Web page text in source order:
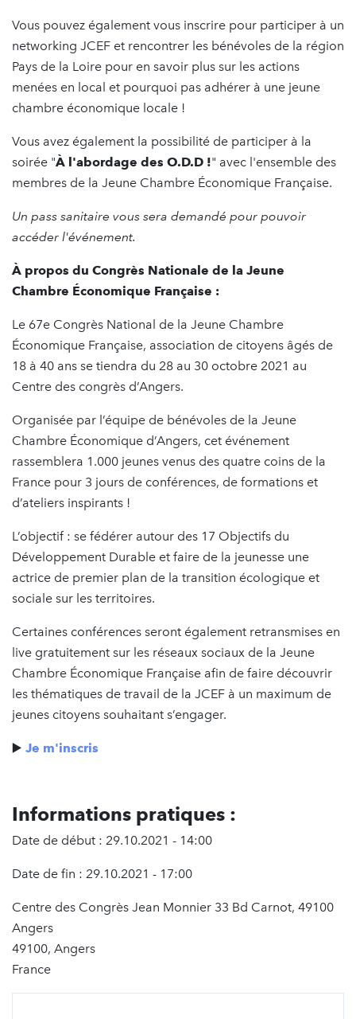
Vous pouvez également vous inscrire pour participer à un
networking JCEF et rencontrer les bénévoles de la région
Pays de la Loire pour en savoir plus sur les actions
menées en local et pourquoi pas adhérer à une jeune
chambre économique locale !
Vous avez également la possibilité de participer à la
soirée "À l'abordage des O.D.D !" avec l'ensemble des
membres de la Jeune Chambre Économique Française.
Un pass sanitaire vous sera demandé pour pouvoir
accéder l'événement.
À propos du Congrès Nationale de la Jeune
Chambre Économique Française :
Le 67e Congrès National de la Jeune Chambre
Économique Française, association de citoyens âgés de
18 à 40 ans se tiendra du 28 au 30 octobre 2021 au
Centre des congrès d’Angers.
Organisée par l’équipe de bénévoles de la Jeune
Chambre Économique d’Angers, cet événement
rassemblera 1.000 jeunes venus des quatre coins de la
France pour 3 jours de conférences, de formations et
d’ateliers inspirants !
L’objectif : se fédérer autour des 17 Objectifs du
Développement Durable et faire de la jeunesse une
actrice de premier plan de la transition écologique et
sociale sur les territoires.
Certaines conférences seront également retransmises en
live gratuitement sur les réseaux sociaux de la Jeune
Chambre Économique Française afin de faire découvrir
les thématiques de travail de la JCEF à un maximum de
jeunes citoyens souhaitant s’engager.
▶️ Je m'inscris
Informations pratiques :
Date de début : 29.10.2021 - 14:00
Date de fin : 29.10.2021 - 17:00
Centre des Congrès Jean Monnier 33 Bd Carnot, 49100
Angers
49100, Angers
France